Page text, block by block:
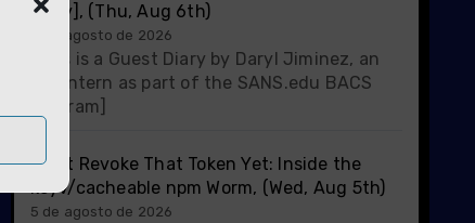
Diary], (Thu, Aug 6th)
6 de agosto de 2026
[This is a Guest Diary by Daryl Jiminez, an
ISC intern as part of the SANS.edu BACS
program]
Don't Revoke That Token Yet: Inside the
keyv/cacheable npm Worm, (Wed, Aug 5th)
5 de agosto de 2026